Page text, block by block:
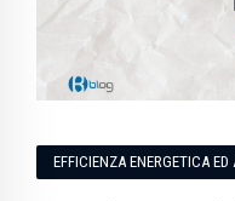
EFFICIENZA ENERGETICA